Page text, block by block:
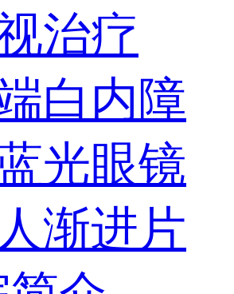
治疗
白内障
光眼镜
渐进片